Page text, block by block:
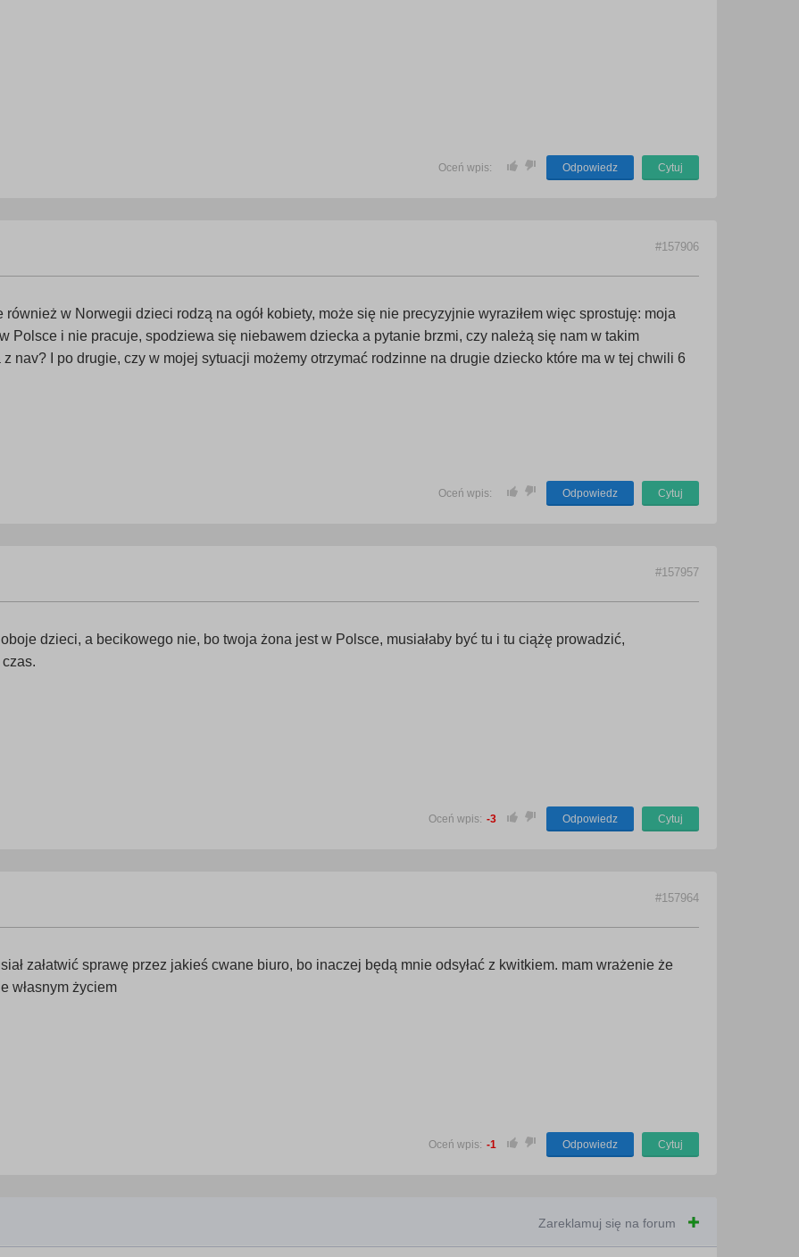
Oceń wpis: Odpowiedz Cytuj
#157906
w Norwegii dzieci rodzą na ogół kobiety, może się nie precyzyjnie wyraziłem więc sprostuję: moja
Polsce i nie pracuje, spodziewa się niebawem dziecka a pytanie brzmi, czy należą się nam w takim
nav? I po drugie, czy w mojej sytuacji możemy otrzymać rodzinne na drugie dziecko które ma w tej chwili 6
Oceń wpis: Odpowiedz Cytuj
#157957
dzieci, a becikowego nie, bo twoja żona jest w Polsce, musiałaby być tu i tu ciążę prowadzić,
Oceń wpis: -3 Odpowiedz Cytuj
#157964
załatwić sprawę przez jakieś cwane biuro, bo inaczej będą mnie odsyłać z kwitkiem. mam wrażenie że
własnym życiem
Oceń wpis: -1 Odpowiedz Cytuj
Zareklamuj się na forum